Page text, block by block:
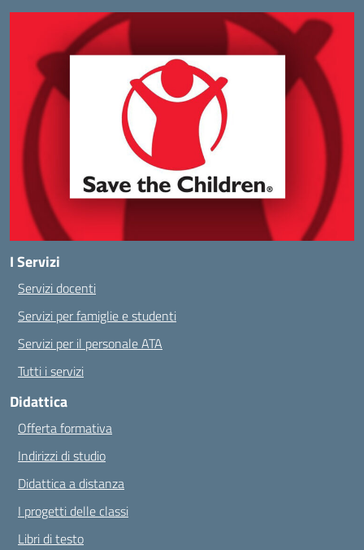
I Servizi
Servizi docenti
Servizi per famiglie e studenti
Servizi per il personale ATA
Tutti i servizi
Didattica
Offerta formativa
Indirizzi di studio
Didattica a distanza
I progetti delle classi
Libri di testo